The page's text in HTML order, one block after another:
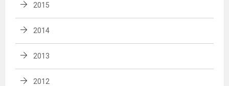
2015
2014
2013
2012